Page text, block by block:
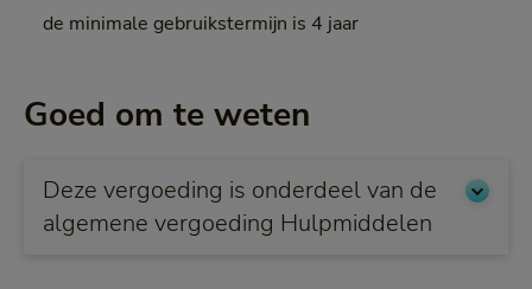
de minimale gebruikstermijn is 4 jaar
Goed om te weten
Deze vergoeding is onderdeel van de
algemene vergoeding Hulpmiddelen